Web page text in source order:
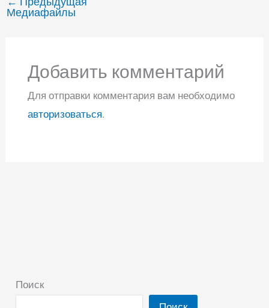
Медиафайлы
Добавить комментарий
Для отправки комментария вам необходимо
авторизоваться.
Поиск